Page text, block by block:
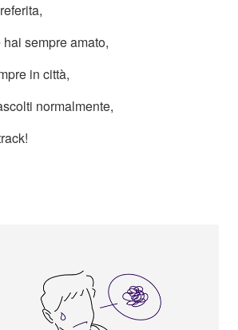
sempre amato,
in città,
normalmente,